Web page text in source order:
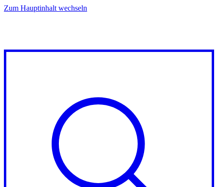
Zum Hauptinhalt wechseln